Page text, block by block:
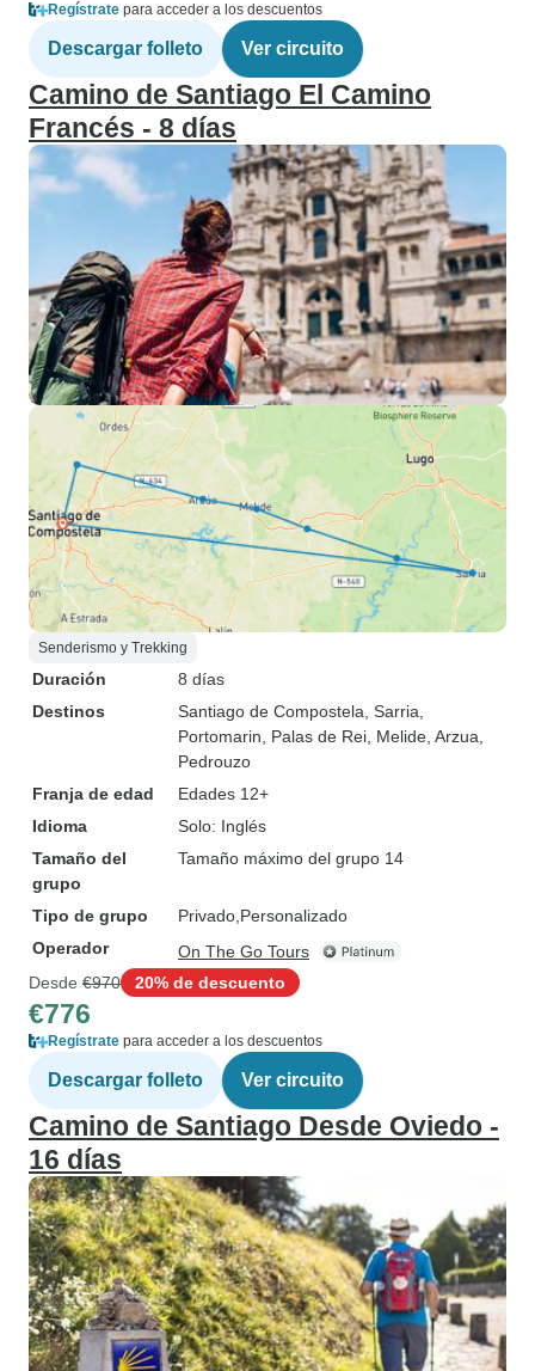
Regístrate para acceder a los descuentos
Descargar folleto Ver circuito
Camino de Santiago El Camino
Francés - 8 días
Senderismo y Trekking
Duración
8 días
Destinos
Santiago de Compostela , Sarria
Portomarin , Palas de Rei , Melide , Arzua
Pedrouzo
Franja de edad
Edades 12+
Idioma
Solo: Inglés
Tamaño del
grupo
Tamaño máximo del grupo 14
Tipo de grupo Privado Personalizado
Operador
On The Go Tours
Desde €970 20% de descuento
€776
Regístrate para acceder a los descuentos
Descargar folleto Ver circuito
Camino de Santiago Desde Oviedo -
16 días